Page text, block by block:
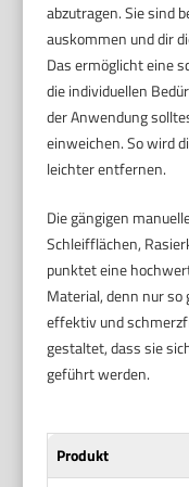
abzutragen. Sie sind
auskommen und dir
Das ermöglicht eine
die individuellen
der Anwendung
einweichen. So wird
leichter entfernen.
Die gängigen
Schleifflächen,
punktet eine
Material, denn nur
effektiv und
gestaltet, dass sie
geführt werden.
Produkt